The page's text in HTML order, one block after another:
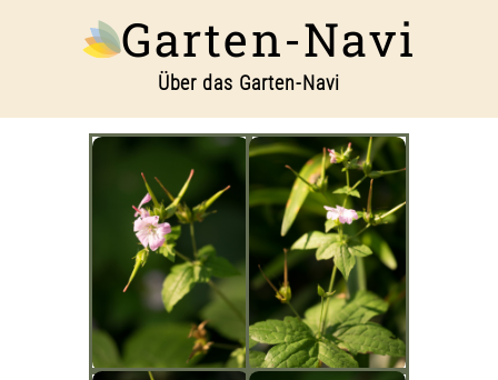
Garten-Navi
Über das Garten-Navi